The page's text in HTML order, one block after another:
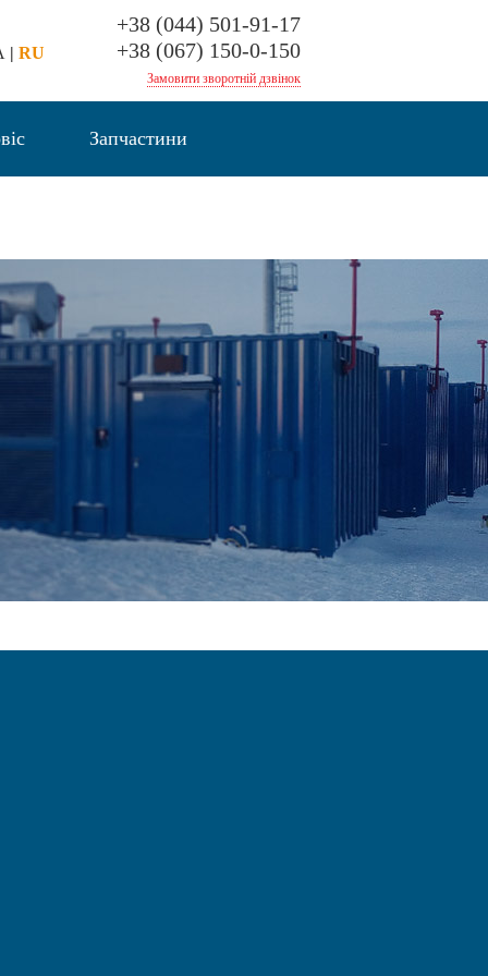
| RU
+38 (044) 501-91-17
+38 (067) 150-0-150
Замовити зворотній дзвінок
Запчастини